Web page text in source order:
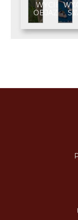
WYCIECZKA
OBJAZDOWA